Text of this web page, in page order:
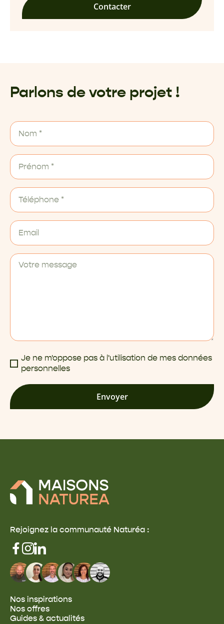
Contacter
Parlons de votre projet !
Je ne m'oppose pas à l'utilisation de mes données
personnelles
Envoyer
Rejoignez la communauté Naturéa :
Nos inspirations
Nos offres
Guides & actualités